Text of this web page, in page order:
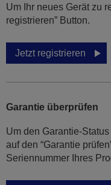
Um Ihr neues Gerät zu
registrieren” Button.
Jetzt registrieren
Garantie überprüfen
Um den Garantie-
auf den “Garantie
Seriennummer Ihres